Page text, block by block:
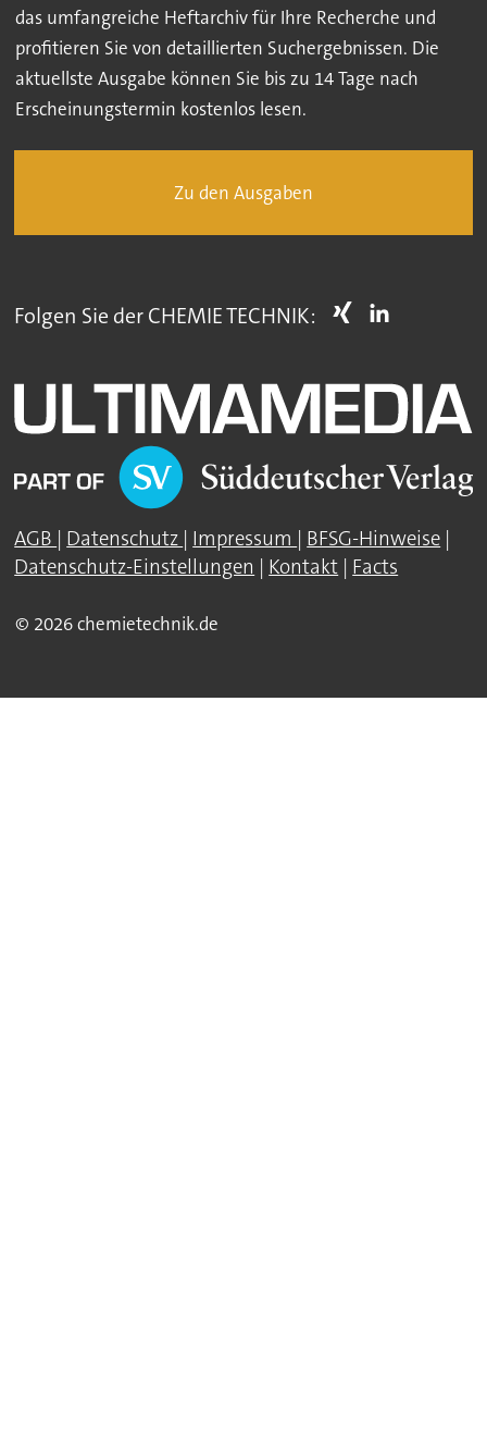
das umfangreiche Heftarchiv für Ihre Recherche und
profitieren Sie von detaillierten Suchergebnissen. Die
aktuellste Ausgabe können Sie bis zu 14 Tage nach
Erscheinungstermin kostenlos lesen.
Zu den Ausgaben
Folgen Sie der CHEMIE TECHNIK:
AGB Datenschutz Impressum BFSG-Hinweise
Datenschutz-Einstellungen
Kontakt Facts
© 2026 chemietechnik.de